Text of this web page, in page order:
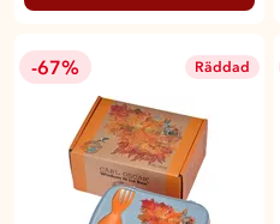
-67% Räddad